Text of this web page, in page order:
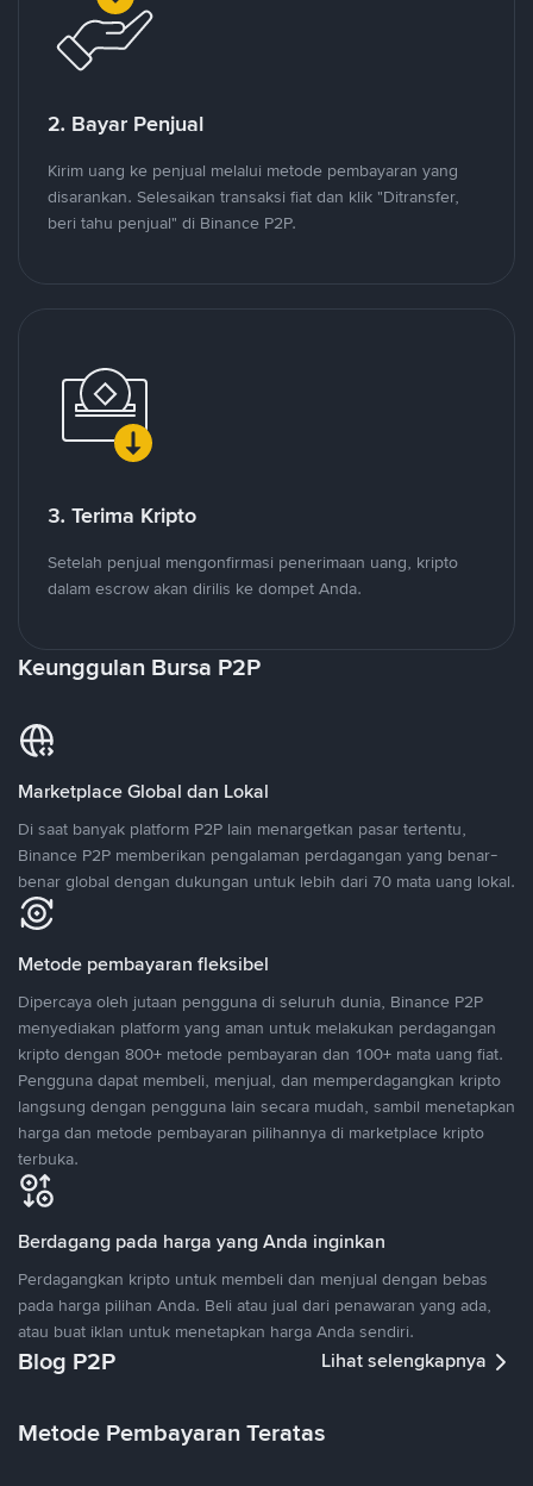
2. Bayar Penjual
Kirim uang ke penjual melalui metode pembayaran yang
disarankan. Selesaikan transaksi fiat dan klik "Ditransfer,
beri tahu penjual" di Binance P2P.
3. Terima Kripto
Setelah penjual mengonfirmasi penerimaan uang, kripto
dalam escrow akan dirilis ke dompet Anda.
Keunggulan Bursa P2P
Marketplace Global dan Lokal
Di saat banyak platform P2P lain menargetkan pasar tertentu,
Binance P2P memberikan pengalaman perdagangan yang benar-
benar global dengan dukungan untuk lebih dari 70 mata uang lokal.
Metode pembayaran fleksibel
Dipercaya oleh jutaan pengguna di seluruh dunia, Binance P2P
menyediakan platform yang aman untuk melakukan perdagangan
kripto dengan 800+ metode pembayaran dan 100+ mata uang fiat.
Pengguna dapat membeli, menjual, dan memperdagangkan kripto
langsung dengan pengguna lain secara mudah, sambil menetapkan
harga dan metode pembayaran pilihannya di marketplace kripto
terbuka.
Berdagang pada harga yang Anda inginkan
Perdagangkan kripto untuk membeli dan menjual dengan bebas
pada harga pilihan Anda. Beli atau jual dari penawaran yang ada,
atau buat iklan untuk menetapkan harga Anda sendiri.
Blog P2P Lihat selengkapnya
Metode Pembayaran Teratas